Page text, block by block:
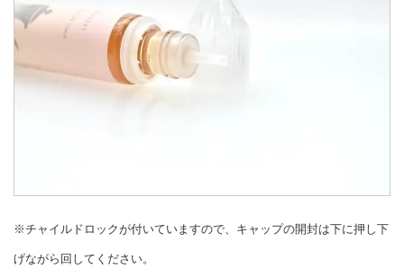
※チャイルドロックが付いていますので、キャップの開封は下に押し下
げながら回してください。